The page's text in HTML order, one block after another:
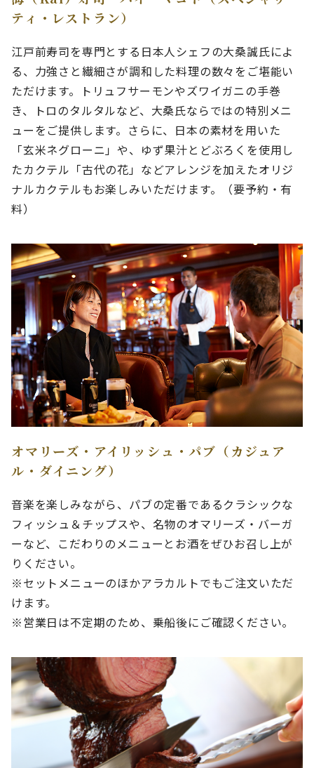
ティ・レストラン）
江戸前寿司を専門とする日本人シェフの大桑誠氏によ
る、力強さと繊細さが調和した料理の数々をご堪能い
ただけます。トリュフサーモンやズワイガニの手巻
き、トロのタルタルなど、大桑氏ならではの特別メニ
ューをご提供します。さらに、日本の素材を用いた
「玄米ネグローニ」や、ゆず果汁とどぶろくを使用し
たカクテル「古代の花」などアレンジを加えたオリジ
ナルカクテルもお楽しみいただけます。（要予約・有
料）
オマリーズ・アイリッシュ・パブ（カジュア
ル・ダイニング）
音楽を楽しみながら、パブの定番であるクラシックな
フィッシュ＆チップスや、名物のオマリーズ・バーガ
ーなど、こだわりのメニューとお酒をぜひお召し上が
りください。
※セットメニューのほかアラカルトでもご注文いただ
けます。
※営業日は不定期のため、乗船後にご確認ください。